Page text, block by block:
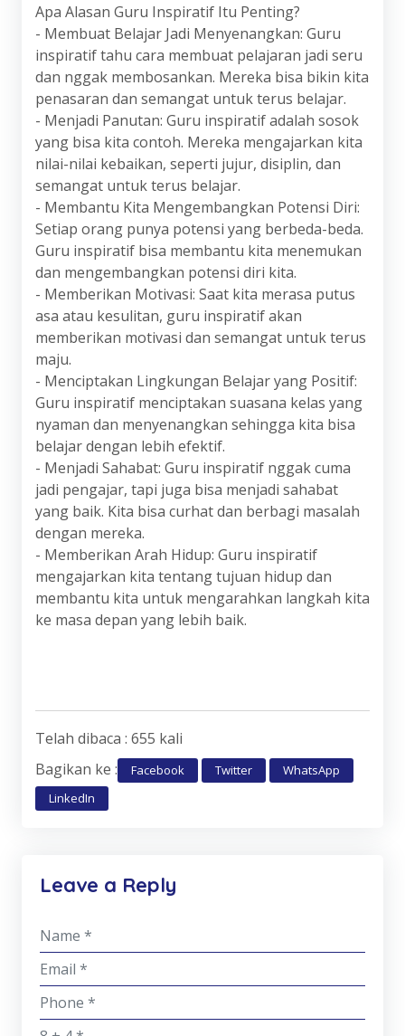
Apa Alasan Guru Inspiratif Itu Penting?
- Membuat Belajar Jadi Menyenangkan: Guru
inspiratif tahu cara membuat pelajaran jadi seru
dan nggak membosankan. Mereka bisa bikin kita
penasaran dan semangat untuk terus belajar.
- Menjadi Panutan: Guru inspiratif adalah sosok
yang bisa kita contoh. Mereka mengajarkan kita
nilai-nilai kebaikan, seperti jujur, disiplin, dan
semangat untuk terus belajar.
- Membantu Kita Mengembangkan Potensi Diri:
Setiap orang punya potensi yang berbeda-beda.
Guru inspiratif bisa membantu kita menemukan
dan mengembangkan potensi diri kita.
- Memberikan Motivasi: Saat kita merasa putus
asa atau kesulitan, guru inspiratif akan
memberikan motivasi dan semangat untuk terus
maju.
- Menciptakan Lingkungan Belajar yang Positif:
Guru inspiratif menciptakan suasana kelas yang
nyaman dan menyenangkan sehingga kita bisa
belajar dengan lebih efektif.
- Menjadi Sahabat: Guru inspiratif nggak cuma
jadi pengajar, tapi juga bisa menjadi sahabat
yang baik. Kita bisa curhat dan berbagi masalah
dengan mereka.
- Memberikan Arah Hidup: Guru inspiratif
mengajarkan kita tentang tujuan hidup dan
membantu kita untuk mengarahkan langkah kita
ke masa depan yang lebih baik.
Telah dibaca : 655 kali
Bagikan ke :
Facebook Twitter
WhatsApp
LinkedIn
Leave a Reply